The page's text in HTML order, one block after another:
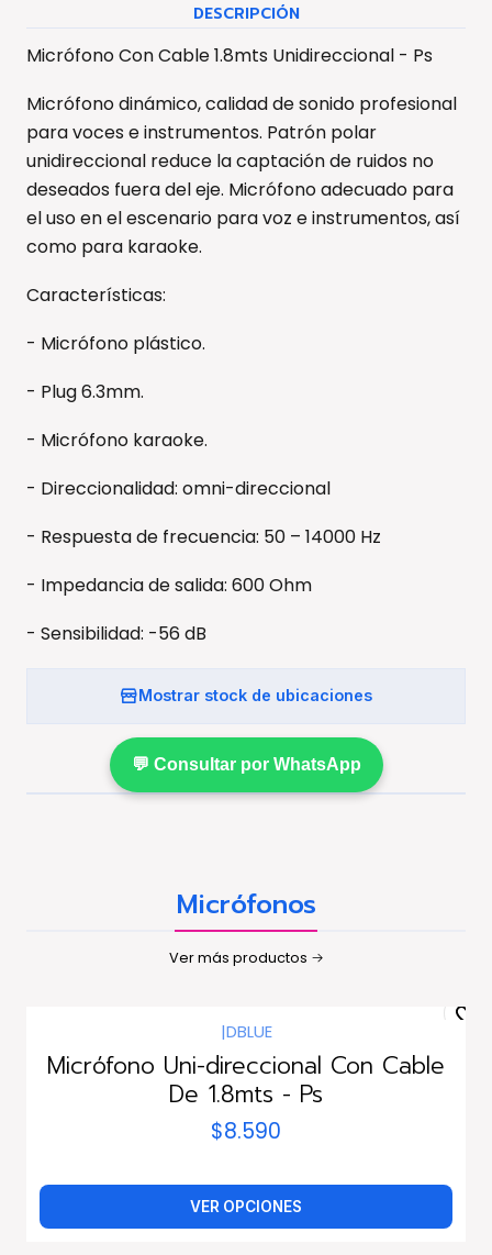
DESCRIPCIÓN
Micrófono Con Cable 1.8mts Unidireccional - Ps
Micrófono dinámico, calidad de sonido profesional
para voces e instrumentos. Patrón polar
unidireccional reduce la captación de ruidos no
deseados fuera del eje. Micrófono adecuado para
el uso en el escenario para voz e instrumentos, así
como para karaoke.
Características:
- Micrófono plástico.
- Plug 6.3mm.
- Micrófono karaoke.
- Direccionalidad: omni-direccional
- Respuesta de frecuencia: 50 – 14000 Hz
- Impedancia de salida: 600 Ohm
- Sensibilidad: -56 dB
Mostrar stock de ubicaciones
💬 Consultar por WhatsApp
Micrófonos
Ver más productos
|DBLUE
Micrófono Uni-direccional Con Cable
De 1.8mts - Ps
$8.590
VER OPCIONES